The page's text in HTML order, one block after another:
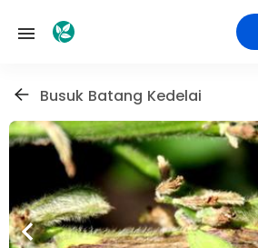
Busuk Batang Kedelai